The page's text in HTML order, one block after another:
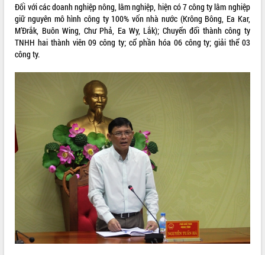
Khám bệnh, cấp phát thuốc miễn phí
và tặng quà người dân xã Cư Pui
Hội nghị UBND tỉnh Đắk Lắk thường kỳ
Lễ truy tặng danh hiệu “Bà Mẹ Việt
Nam Anh hùng” và trao Huân chương
Lao động
UBND tỉnh Đắk Lắk triển khai nhiệm
vụ 6 tháng cuối năm 2026
Kỳ họp thứ Hai, Hội đồng nhân dân
tỉnh khóa XI quyết nghị nhiều nội dung
Bí thư Tỉnh ủy Lương Nguyễn Minh
Triết thăm, tặng quà người có công với
Rà soát, hoàn thiện hệ thống thiết chế
ALBUM ẢNH
Đối với các doanh nghiệp nông, lâm nghiệp, hiện có 7 công ty lâm nghiệp
giữ nguyên mô hình công ty 100% vốn nhà nước (Krông Bông, Ea Kar,
M’Đrắk, Buôn Wing, Chư Phả, Ea Wy, Lắk); Chuyển đổi thành công ty
TNHH hai thành viên 09 công ty; cổ phần hóa 06 công ty; giải thể 03
công ty.